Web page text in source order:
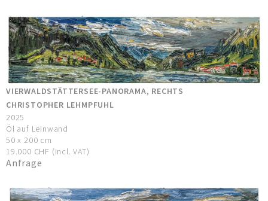
VIERWALDSTÄTTERSEE-PANORAMA, RECHTS
CHRISTOPHER LEHMPFUHL
2025
Öl auf Leinwand
50 x 200 cm
19.000 CHF (incl. VAT)
Anfrage